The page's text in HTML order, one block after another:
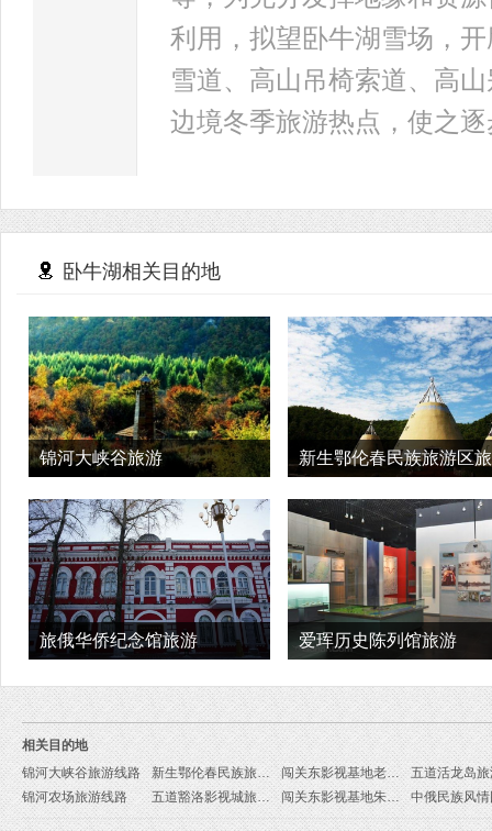
利用，拟望卧牛湖雪场，
雪道、高山吊椅索道、高
边境冬季旅游热点，使之
卧牛湖相关目的地
锦河大峡谷旅游 新生鄂伦春民族旅游区
旅俄华侨纪念馆旅游 爱珲历史陈列馆旅游
相关目的地
锦河大峡谷旅游线路
新生鄂伦春民族旅游区旅游线路 闯关东影视基地老金沟旅游线路
五道活龙岛
锦河农场旅游线路
五道豁洛影视城旅游线路 闯关东影视基地朱家大院旅游线路